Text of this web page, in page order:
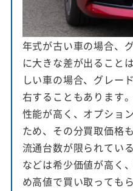
年式が古い車の場合、
に大きな差が出ること
しい車の場合、グレー
右することもあります
性能が高く、オプショ
ため、その分買取価格
流通台数が限られてい
などは希少価値が高く
め高値で買い取っても